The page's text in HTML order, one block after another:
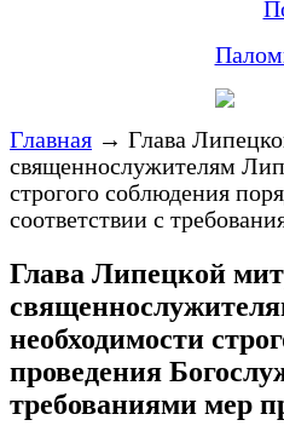
Главная → Глава
священнослужителям
строгого соблюдения
соответствии с
Глава Липецкой
необходимости
проведения
требованиями мер